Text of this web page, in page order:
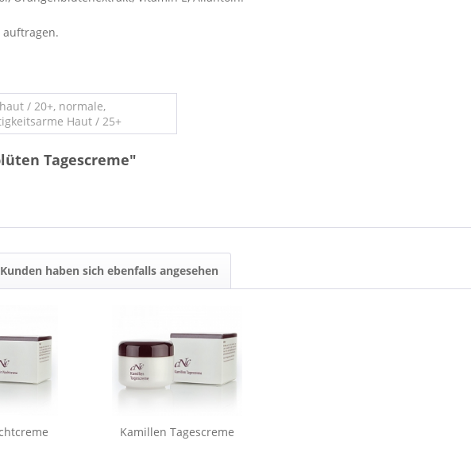
auftragen.
/ 20+, normale,
Haut / 25+
Tagescreme"
Kunden haben sich ebenfalls angesehen
Kamillen Tagescreme